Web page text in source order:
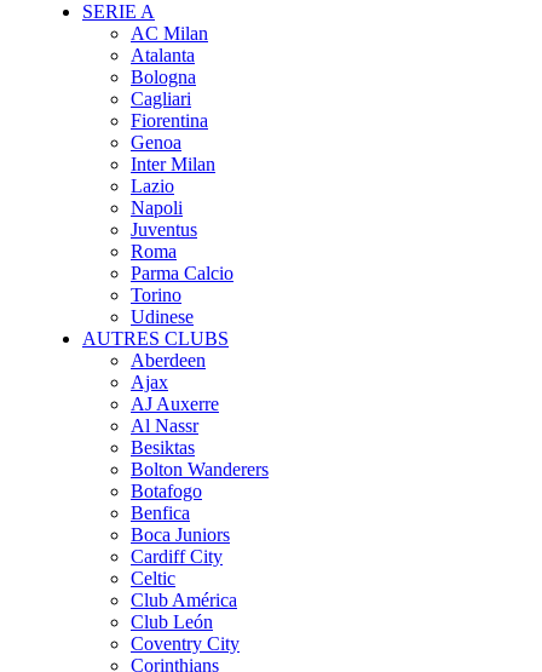
SERIE A
AC Milan
Atalanta
Bologna
Cagliari
Fiorentina
Genoa
Inter Milan
Lazio
Napoli
Juventus
Roma
Parma Calcio
Torino
Udinese
AUTRES CLUBS
Aberdeen
Ajax
AJ Auxerre
Al Nassr
Besiktas
Bolton Wanderers
Botafogo
Benfica
Boca Juniors
Cardiff City
Celtic
Club América
Club León
Coventry City
Corinthians